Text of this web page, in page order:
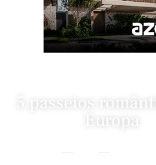
5 passeios
Europa